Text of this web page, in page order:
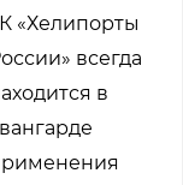
«Хелипорты
всегда
в